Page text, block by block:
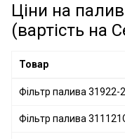
Ціни на
(вартість на
Товар
Фільтр палива 31922-
Фільтр палива